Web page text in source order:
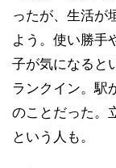
ったが、生活が
よう。使い勝手
子が気になると
ランクイン。駅
のことだった。
という人も。